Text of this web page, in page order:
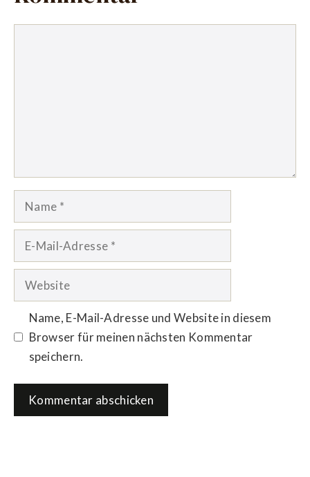
Name
Website
Name, E-Mail-Adresse und Website in diesem
Browser für meinen nächsten Kommentar
speichern.